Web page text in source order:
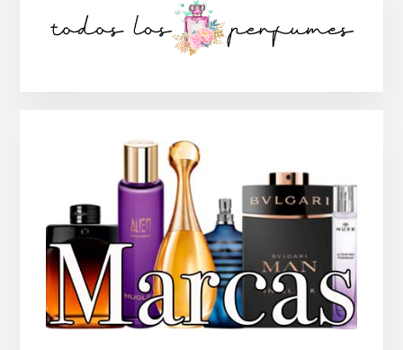
lateral